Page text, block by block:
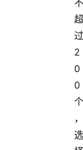
不
超
过
2
0
0
个
，
选